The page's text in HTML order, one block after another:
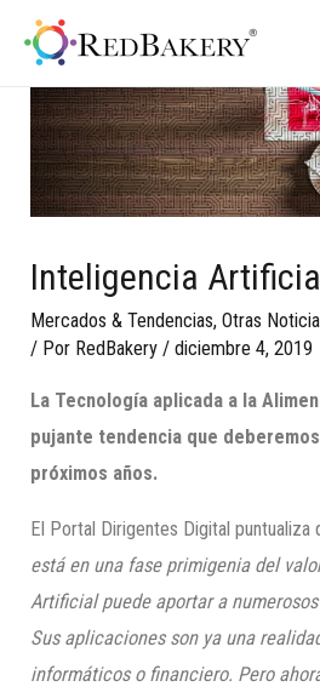
Inteligencia
Mercados & Tendencias,Otras
/ Por RedBakery /diciembre 4, 2019
La Tecnología aplicada a la
pujante tendencia que
próximos años.
El Portal Dirigentes Digital puntualiza
está en una fase primigenia del
Artificial puede aportar a
Sus aplicaciones son ya una
informáticos o financiero. Pero